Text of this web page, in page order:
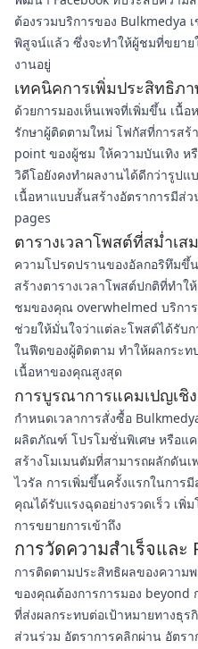
ต้องรวมบริการของ Bulkmedya
พิสูจน์แล้ว ซึ่งจะทำให้ผู้ชมที่ขย
งานอยู่
เทคนิคการเพิ่มประสิทธิภ
ด้วยการมองเห็นเพจที่เพิ่มขึ้น เนื้
รักษาผู้ติดตามใหม่ โฟกัสที่การสร้
point ของผู้ชม ให้ความบันเทิง
วิดีโอยังคงทำผลงานได้ดีกว่ารูป
เนื้อหาแบบสั้นสร้างอัตราการมีส่
pages
ตารางเวลาโพสต์ที่สม่ำเส
ความโปรดปรานของอัลกอริทึมขึ้
สร้างตารางเวลาโพสต์ปกติที่ทำ
ชมของคุณ overwhelmed บริกา
ช่วยให้มั่นใจว่าแต่ละโพสต์ได้รับ
ในฟีดของผู้ติดตาม ทำให้ผลกระท
เนื้อหาของคุณสูงสุด
การบูรณาการแคมเปญเชิ
กำหนดเวลาการสั่งซื้อ
ผลิตภัณฑ์ โปรโมชั่นพิเศษ หรือแ
สร้างโมเมนตัมที่สามารถผลักดัน
ไวรัล การเพิ่มขึ้นครั้งแรกในการ
คุณได้รับแรงฉุดอย่างรวดเร็ว เพิ่
การขยายการเข้าถึง
การวัดความสำเร็จและ
การติดตามประสิทธิผลของความ
ของคุณต้องการการมอง beyond
ที่ส่งผลกระทบต่อเป้าหมายทางธุ
ส่วนร่วม อัตราการคลิกผ่าน อัตร